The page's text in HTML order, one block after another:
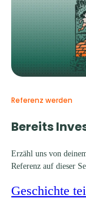
Referenz werden
Bereits
Erzähl uns von
Referenz auf dieser
Geschichte